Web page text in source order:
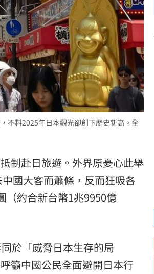
不料2025年日本觀光卻創下歷史新高。全
制赴日旅遊。外界原憂心此舉
國大客而蕭條，反而狂吸各
（約合新台幣1兆9950億
於「威脅日本生存的局
籲中國公民全面避開日本行